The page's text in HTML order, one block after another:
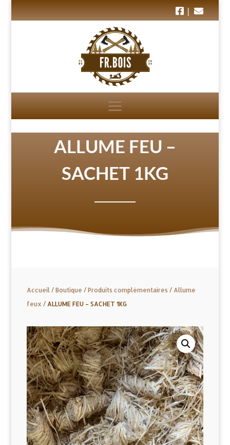
|
ALLUME FEU –
SACHET 1KG
Accueil /Boutique /Produits complémentaires / Allume
feux / ALLUME FEU – SACHET 1KG